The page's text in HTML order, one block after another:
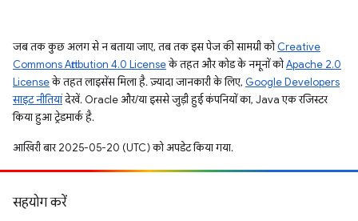
जब तक कुछ अलग से न बताया जाए, तब तक इस पेज की सामग्री कोCreative
Commons Attribution 4.0 Licenseके तहत और कोड के नमूनों कोApache 2.0
Licenseके तहत लाइसेंस मिला है. ज़्यादा जानकारी के लिए, Google Developers
साइट नीतियांदेखें. Oracle और/या इससे जुड़ी हुई कंपनियों का, Java एक रजिस्टर
किया हुआ ट्रेडमार्क है.
आखिरी बार 2025-05-20 (UTC) को अपडेट किया गया.
सहयोग करें